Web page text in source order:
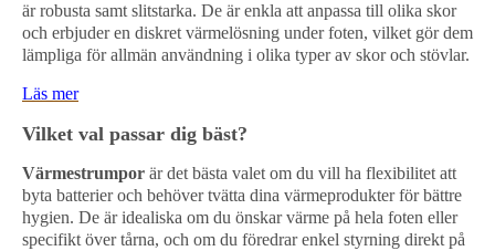
är robusta samt slitstarka. De är enkla att anpassa till olika skor
och erbjuder en diskret värmelösning under foten, vilket gör dem
lämpliga för allmän användning i olika typer av skor och stövlar.
Läs mer
Vilket val passar dig bäst?
Värmestrumpor är det bästa valet om du vill ha flexibilitet att
byta batterier och behöver tvätta dina värmeprodukter för bättre
hygien. De är idealiska om du önskar värme på hela foten eller
specifikt över tårna, och om du föredrar enkel styrning direkt på